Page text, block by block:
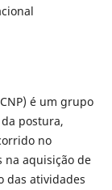
é um grupo
postura,
no
na aquisição de
das atividades